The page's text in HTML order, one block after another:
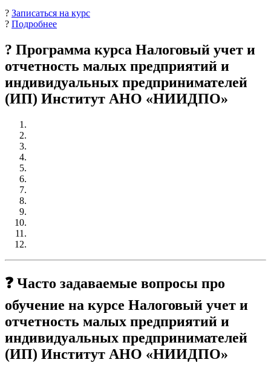
? Записаться на курс
? Подробнее
? Программа курса Налоговый учет и
отчетность малых предприятий и
индивидуальных предпринимателей
(ИП) Институт АНО «НИИДПО»
❓ Часто задаваемые вопросы про
обучение на курсе Налоговый учет и
отчетность малых предприятий и
индивидуальных предпринимателей
(ИП) Институт АНО «НИИДПО»